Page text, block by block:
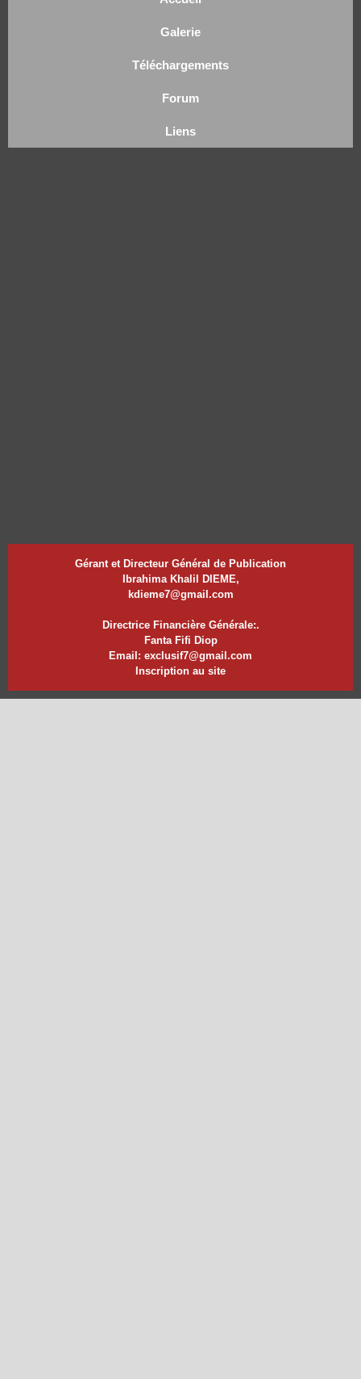
Galerie
Téléchargements
Forum
Liens
Gérant et Directeur Général de Publication
Ibrahima Khalil DIEME,
kdieme7@gmail.com
Directrice Financière Générale:.
Fanta Fifi Diop
Email: exclusif7@gmail.com
Inscription au site